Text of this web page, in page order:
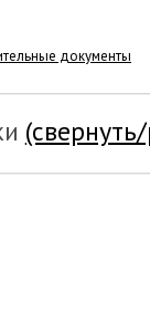
документы